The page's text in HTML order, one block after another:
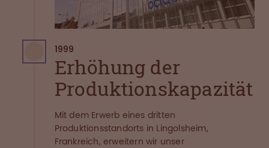
1999
Erhöhung der
Produktionskapazität
Mit dem Erwerb eines dritten
Produktionsstandorts in Lingolsheim,
Frankreich, erweitern wir unser